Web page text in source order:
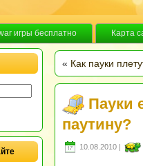
игры бесплатно Карта
« Как пауки
Пауки
паутину?
10.08.2010 |